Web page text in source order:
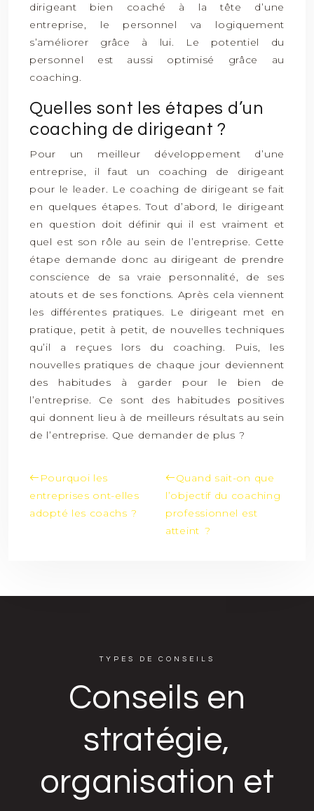
dirigeant bien coaché à la tête d’une
entreprise, le personnel va logiquement
s’améliorer grâce à lui. Le potentiel du
personnel est aussi optimisé grâce au
coaching.
Quelles sont les étapes d’un
coaching de dirigeant ?
Pour un meilleur développement d’une
entreprise, il faut un coaching de dirigeant
pour le leader. Le coaching de dirigeant se fait
en quelques étapes. Tout d’abord, le dirigeant
en question doit définir qui il est vraiment et
quel est son rôle au sein de l’entreprise. Cette
étape demande donc au dirigeant de prendre
conscience de sa vraie personnalité, de ses
atouts et de ses fonctions. Après cela viennent
les différentes pratiques. Le dirigeant met en
pratique, petit à petit, de nouvelles techniques
qu’il a reçues lors du coaching. Puis, les
nouvelles pratiques de chaque jour deviennent
des habitudes à garder pour le bien de
l’entreprise. Ce sont des habitudes positives
qui donnent lieu à de meilleurs résultats au sein
de l’entreprise. Que demander de plus ?
Pourquoi les
entreprises ont-elles
adopté les coachs ?
Quand sait-on que
l’objectif du coaching
professionnel est
atteint ?
TYPES DE CONSEILS
Conseils en
stratégie,
organisation et